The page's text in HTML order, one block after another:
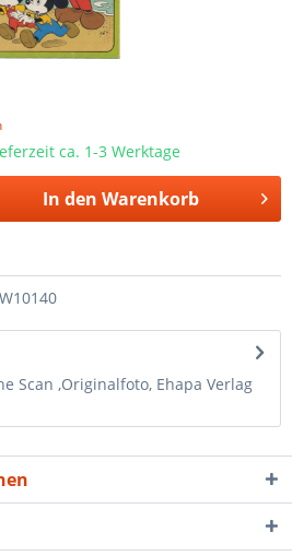
ca. 1-3 Werktage
In den Warenkorb
Scan ,Originalfoto, Ehapa Verlag